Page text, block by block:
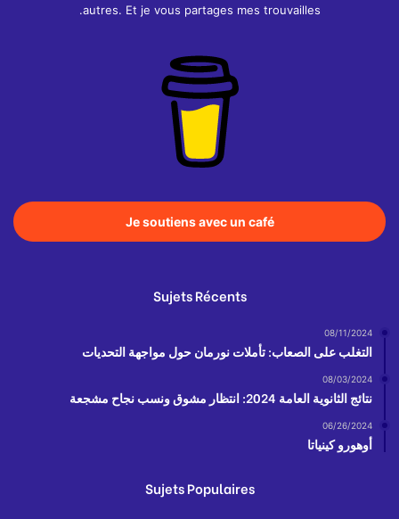
autres. Et je vous partages mes trouvailles.
Je soutiens avec un café
Sujets Récents
08/11/2024
التغلب على الصعاب: تأملات نورمان حول مواجهة التحديات
08/03/2024
نتائج الثانوية العامة 2024: انتظار مشوق ونسب نجاح مشجعة
06/26/2024
أوهورو كينياتا
Sujets Populaires